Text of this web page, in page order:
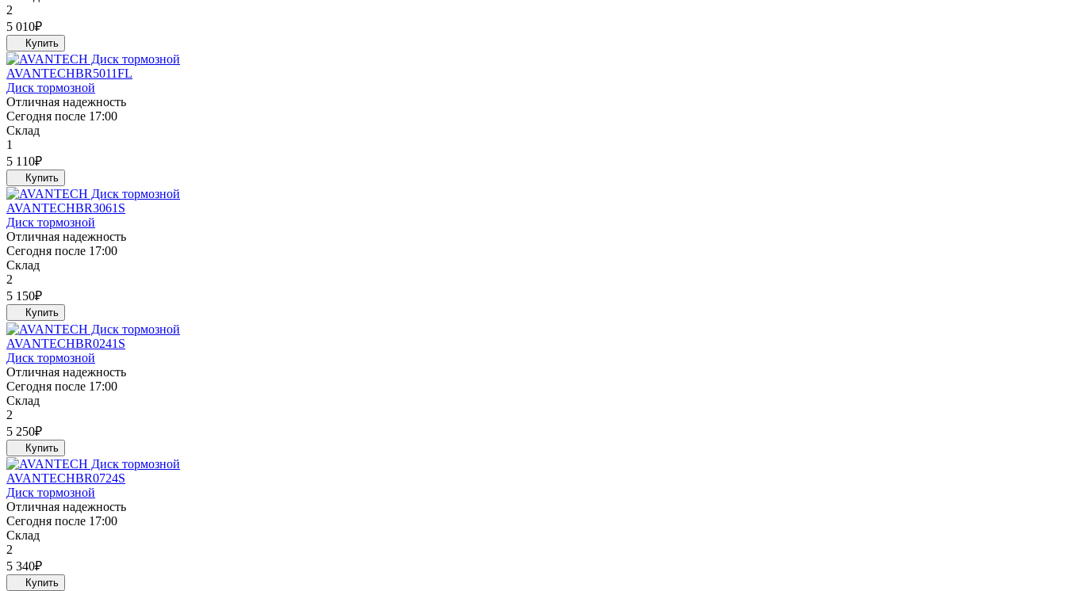
2
5 010₽
AVANTECHBR5011FL
Диск тормозной
Отличная надежность
Сегодня после 17:00
Склад
1
5 110₽
AVANTECHBR3061S
Диск тормозной
Отличная надежность
Сегодня после 17:00
Склад
2
5 150₽
AVANTECHBR0241S
Диск тормозной
Отличная надежность
Сегодня после 17:00
Склад
2
5 250₽
AVANTECHBR0724S
Диск тормозной
Отличная надежность
Сегодня после 17:00
Склад
2
5 340₽